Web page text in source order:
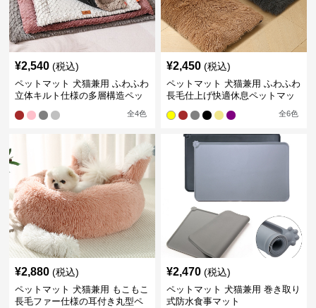
¥2,540 (税込)
ペットマット 犬猫兼用 ふわふわ
立体キルト仕様の多層構造ペッ
全4色
¥2,450 (税込)
ペットマット 犬猫兼用 ふわふわ
長毛仕上げ快適休息ペットマッ
全6色
¥2,880 (税込)
ペットマット 犬猫兼用 もこもこ
長毛ファー仕様の耳付き丸型ペ
¥2,470 (税込)
ペットマット 犬猫兼用 巻き取り
式防水食事マット